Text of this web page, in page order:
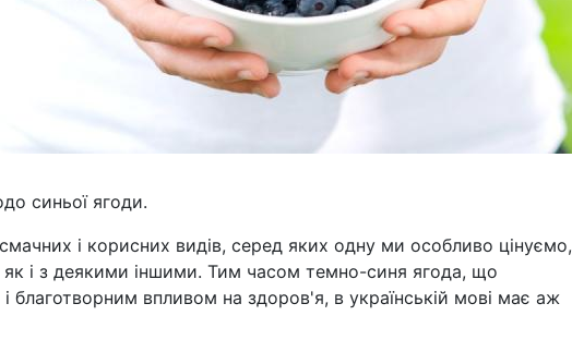
синьої ягоди.
і корисних видів, серед яких одну ми особливо цінуємо,
як і з деякими іншими. Тим часом темно-синя ягода, що
благотворним впливом на здоров'я, в українській мові має аж